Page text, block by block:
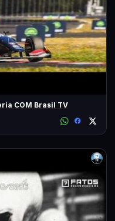
COM Brasil TV